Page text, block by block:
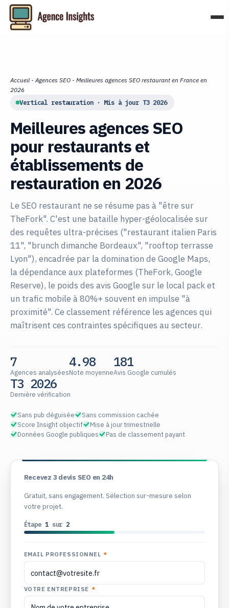
Aller
au
contenu
Accueil - Agences SEO - Meilleures agences SEO restaurant en France en
2026
Vertical restauration · Mis à jour T3 2026
Meilleures agences SEO
pour restaurants et
établissements de
restauration en 2026
Le SEO restaurant ne se résume pas à "être sur
TheFork". C'est une bataille hyper-géolocalisée sur
des requêtes ultra-précises ("restaurant italien Paris
11", "brunch dimanche Bordeaux", "rooftop terrasse
Lyon"), encadrée par la domination de Google Maps,
la dépendance aux plateformes (TheFork, Google
Reserve), le poids des avis Google sur le local pack et
un trafic mobile à 80%+ souvent en impulse "à
proximité". Ce classement référence les agences qui
maîtrisent ces contraintes spécifiques au secteur.
7
Agences analysées
4.98
Note moyenne
181
Avis Google cumulés
T3 2026
Dernière vérification
Sans pub déguisée
Sans commission cachée
Score Insight objectif
Mise à jour trimestrielle
Données Google publiques
Pas de classement payant
Recevez 3 devis SEO en 24h
Gratuit, sans engagement. Sélection sur-mesure selon
votre projet.
Étape 1sur 2
EMAIL PROFESSIONNEL *
VOTRE ENTREPRISE *